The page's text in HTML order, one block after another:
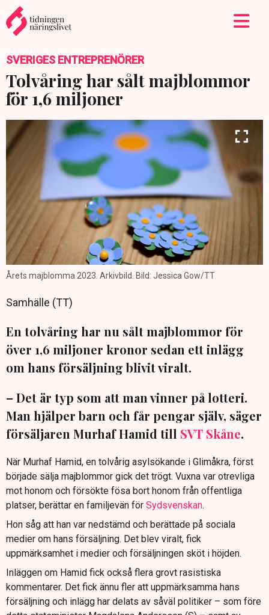
SVERIGES ENTREPRENÖRER
Tolvåring har sålt majblommor
för 1,6 miljoner
Årets majblomma 2023. Arkivbild. Bild: Jessica Gow/TT
Samhälle (TT)
En tolvåring har nu sålt majblommor för
över 1,6 miljoner kronor sedan ett inlägg
om hans försäljning blivit viralt.
– Det är typ som att man vinner på lotteri.
Man hjälper barn och får pengar själv, säger
försäljaren Murhaf Hamid till SVT Skåne.
När Murhaf Hamid, en tolvårig asylsökande i Glimåkra, först
började sälja majblommor gick det trögt. Vuxna var otrevliga
mot honom och försökte fösa bort honom från offentliga
platser, berättar en familjevän för Sydsvenskan.
Hon såg att han var nedstämd och berättade på sociala
medier om hans försäljning. Det blev viralt, fick
uppmärksamhet i medier och försäljningen sköt i höjden.
Inläggen om Hamid fick också flera grovt rasistiska
kommentarer. Det fick ännu fler att uppmärksamma hans
försäljning och inlägg har delats av såväl politiker – som före